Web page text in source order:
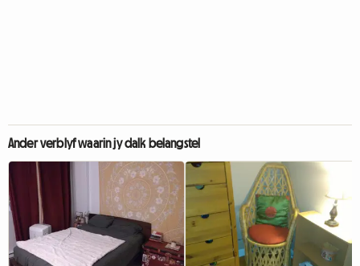
Ander verblyf waarin jy dalk belangstel